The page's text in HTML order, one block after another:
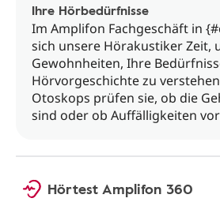
Ihre Hörbedürfnisse
Im Amplifon Fachgeschäft in
sich unsere Hörakustiker Zeit,
Gewohnheiten, Ihre
Hörvorgeschichte zu
Otoskops prüfen sie, ob die
sind oder ob Auffälligkeiten
Hörtest Amplifon 360